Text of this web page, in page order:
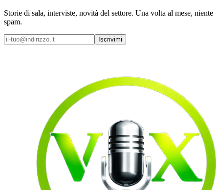
Storie di sala, interviste, novità del settore. Una volta al mese, niente
spam.
Iscrivimi